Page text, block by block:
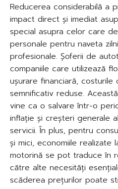
Reducerea considerabilă a
impact direct și imediat
special asupra celor care
personale pentru naveta
profesionale. Șoferii de
companiile care utilizează
ușurare financiară, costurile
semnificativ reduse.
vine ca o salvare într-o
inflație și creșteri generale
servicii. În plus, pentru
și mici, economiile realizate
motorină se pot traduce în
către alte necesități
scăderea prețurilor poate